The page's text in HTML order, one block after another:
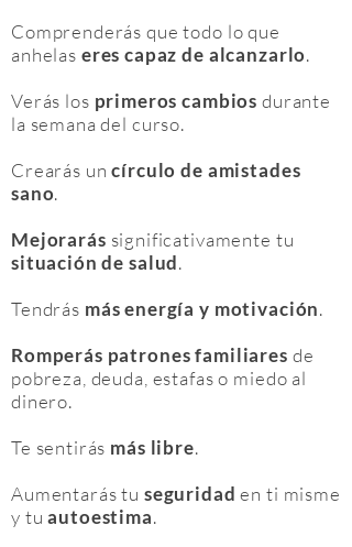
Comprenderás que todo lo que
anhelas eres capaz de alcanzarlo.
Verás los primeros cambios durante
la semana del curso.
Crearás uncírculo de amistades
sano.
Mejorarás significativamente tu
situación de salud.
Tendrás más energía y motivación.
Romperás patrones familiares de
pobreza, deuda, estafas o miedo al
dinero.
Te sentirás más libre.
Aumentarás tu seguridaden ti misme
y tuautoestima.